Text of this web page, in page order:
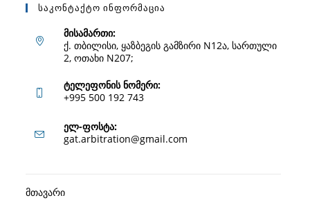
Საკონტაქტო Ინფორმაცია
მისამართი:
ქ. თბილისი, ყაზბეგის გამზირი N12ა, სართული
2, ოთახი N207;
ტელეფონის ნომერი:
+995 500 192 743
in
application
ელ-ფოსტა:
gat.arbitration@gmail.com
მთავარი